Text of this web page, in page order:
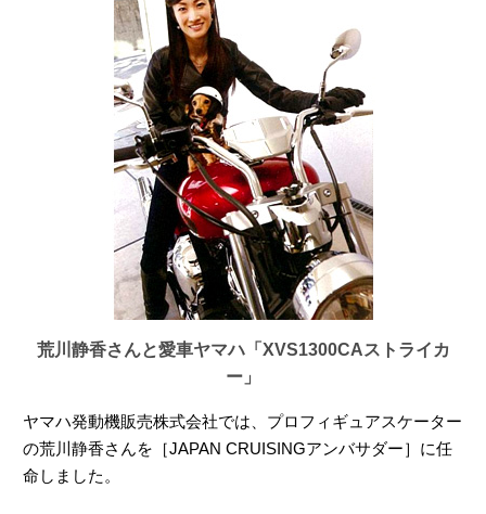
荒川静香さんと愛車ヤマハ「XVS1300CAストライカ
ー」
ヤマハ発動機販売株式会社では、プロフィギュアスケーター
の荒川静香さんを［JAPAN CRUISINGアンバサダー］に任
命しました。